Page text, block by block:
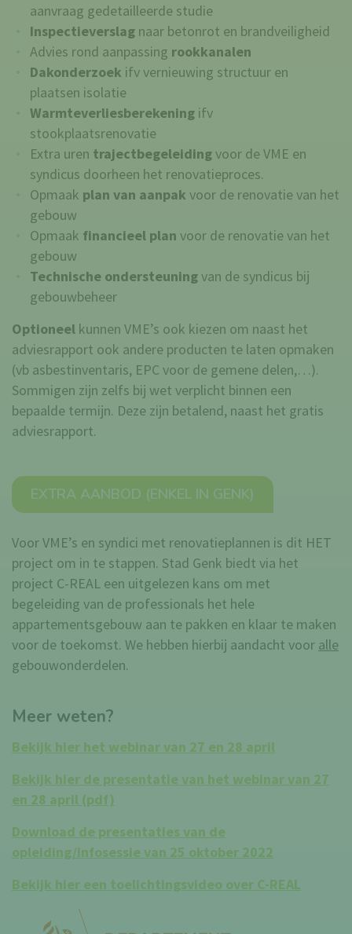
aanvraag gedetailleerde studie
Inspectieverslagnaar betonrot en brandveiligheid
Advies rond aanpassing rookkanalen
Dakonderzoek ifv vernieuwing structuur en
plaatsen isolatie
Warmteverliesberekeningifv
stookplaatsrenovatie
Extra uren trajectbegeleidingvoor de VME en
syndicus doorheen het renovatieproces.
Opmaak plan van aanpak voor de renovatie van het
gebouw
Opmaak financieel plan voor de renovatie van het
gebouw
Technische ondersteuningvan de syndicus bij
gebouwbeheer
Optioneel kunnen VME’s ook kiezen om naast het
adviesrapport ook andere producten te laten opmaken
(vb asbestinventaris, EPC voor de gemene delen,…).
Sommigen zijn zelfs bij wet verplicht binnen een
bepaalde termijn. Deze zijn betalend, naast het gratis
adviesrapport.
EXTRA AANBOD (ENKEL IN GENK)
Voor VME’s en syndici met renovatieplannen is dit HET
project om in te stappen. Stad Genk biedt via het
project C-REAL een uitgelezen kans om met
begeleiding van de professionals het hele
appartementsgebouw aan te pakken en klaar te maken
voor de toekomst. We hebben hierbij aandacht voor alle
gebouwonderdelen.
Meer weten?
Bekijk hier het webinar van 27 en 28 april
Bekijk hier de presentatie van het webinar van 27
en 28 april (pdf)
Download de presentaties van de
opleiding/infosessie van 25 oktober 2022
Bekijk hier een toelichtingsvideo over C-REAL